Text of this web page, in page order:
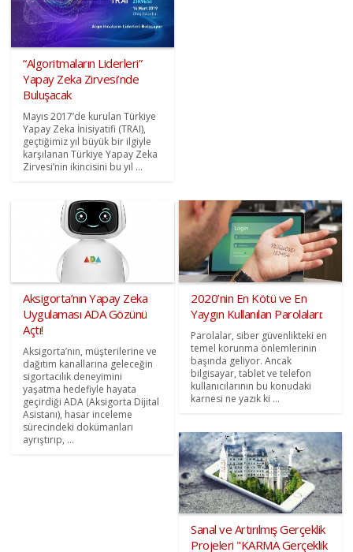
“Algoritmaların Liderleri”
Yapay Zeka Zirvesi’nde
Buluşacak
Mayıs 2017’de kurulan Türkiye
Yapay Zeka İnisiyatifi (TRAI),
geçtiğimiz yıl büyük bir ilgiyle
karşılanan Türkiye Yapay Zeka
Zirvesi’nin ikincisini bu yıl ...
Aksigorta’nın Yapay Zeka
Uygulaması ADA Gözünü
Açtı!
Aksigorta’nın, müşterilerine ve
dağıtım kanallarına geleceğin
sigortacılık deneyimini
yaşatma hedefiyle hayata
geçirdiği ADA (Aksigorta Dijital
Asistanı), hasar inceleme
sürecindeki dokümanları
ayrıştırıp, ...
2020’nin En Kötü ve En
Yaygın Kullanılan Parolaları:
Parolalar, siber güvenlikteki en
temel korunma önlemlerinin
başında geliyor. Ancak
bilgisayar, tablet ve telefon
kullanıcılarının bu konudaki
karnesi ne yazık ki ...
Sanal ve Artırılmış Gerçeklik
Projeleri "KARMA Gerçeklik